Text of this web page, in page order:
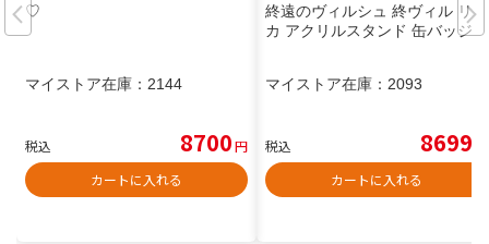
♡
マイストア在庫： 2144
税込 8700円
カートに入れる
終遠のヴィルシュ 終ヴィル リュ
カ アクリルスタンド 缶バッジ
マイストア在庫： 2093
税込 8699
カートに入れる